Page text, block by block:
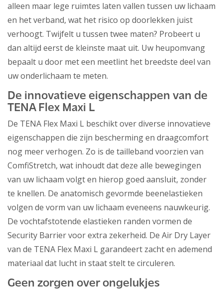
alleen maar lege ruimtes laten vallen tussen uw lichaam
en het verband, wat het risico op doorlekken juist
verhoogt. Twijfelt u tussen twee maten? Probeert u
dan altijd eerst de kleinste maat uit. Uw heupomvang
bepaalt u door met een meetlint het breedste deel van
uw onderlichaam te meten.
De innovatieve eigenschappen van de
TENA Flex Maxi L
De TENA Flex Maxi L beschikt over diverse innovatieve
eigenschappen die zijn bescherming en draagcomfort
nog meer verhogen. Zo is de tailleband voorzien van
ComfiStretch, wat inhoudt dat deze alle bewegingen
van uw lichaam volgt en hierop goed aansluit, zonder
te knellen. De anatomisch gevormde beenelastieken
volgen de vorm van uw lichaam eveneens nauwkeurig.
De vochtafstotende elastieken randen vormen de
Security Barrier voor extra zekerheid. De Air Dry Layer
van de TENA Flex Maxi L garandeert zacht en ademend
materiaal dat lucht in staat stelt te circuleren.
Geen zorgen over ongelukjes